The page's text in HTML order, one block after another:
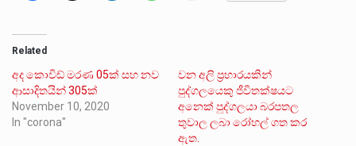
Related
අද කොවිඩ් මරණ 05ක් සහ නව
ආසාදිතයින් 305ක්
November 10, 2020
In "corona"
වන අලි ප්‍රහාරයකින්
පුද්ගලයෙකු ජීවිතක්ෂයට
අනෙක් පුද්ගලයා බරපතල
තුවාල ලබා රෝහල් ගත කර
ඇත.